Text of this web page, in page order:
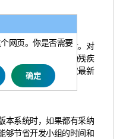
网页。你是否需要
残疾人士与健全人士。对
为网站往往可以帮助残疾
下，网站是他们获取最新
本系统时，如果都有采纳
够节省开发小组的时间和